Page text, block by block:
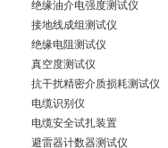
绝缘油介电强度测试仪
接地线成组测试仪
绝缘电阻测试仪
真空度测试仪
抗干扰精密介质损耗测试仪
电缆识别仪
电缆安全试扎装置
避雷器计数器测试仪